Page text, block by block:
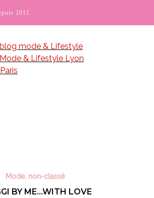
2011
Mode, non-classé
BY ME…WITH LOVE